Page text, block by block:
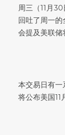
周三（11月30
回吐了周一
会提及美联储
本交易日有一
将公布美国